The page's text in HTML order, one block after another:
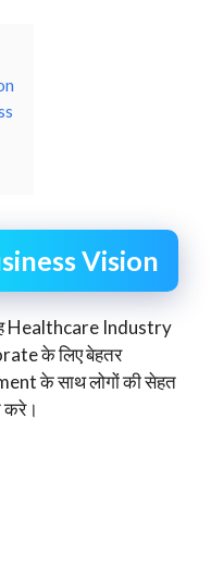
Vision
Healthcare Industry
के लिए बेहतर
के साथ लोगों की सेहत
करे।